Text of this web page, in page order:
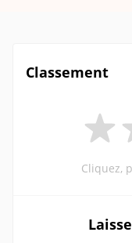
Classement
Cliquez,